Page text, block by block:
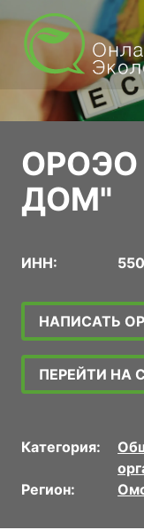
ОРОЭО
ДОМ"
ИНН:
НАПИСАТЬ
ПЕРЕЙТИ НА
Категория:
Регион: